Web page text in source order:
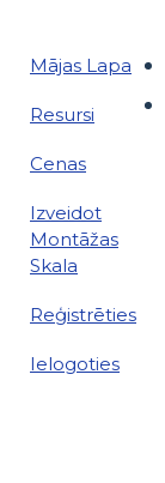
Mājas Lapa
Resursi
Cenas
Izveidot
Montāžas
Skala
Reģistrēties
Ielogoties